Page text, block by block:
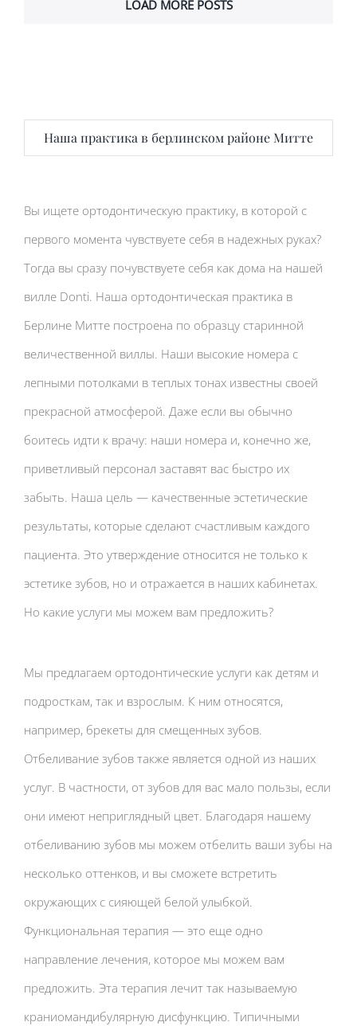
LOAD MORE POSTS
Наша практика в берлинском районе Митте
Вы ищете ортодонтическую практику, в которой с
первого момента чувствуете себя в надежных руках?
Тогда вы сразу почувствуете себя как дома на нашей
вилле Donti. Наша ортодонтическая практика в
Берлине Митте построена по образцу старинной
величественной виллы. Наши высокие номера с
лепными потолками в теплых тонах известны своей
прекрасной атмосферой. Даже если вы обычно
боитесь идти к врачу: наши номера и, конечно же,
приветливый персонал заставят вас быстро их
забыть. Наша цель — качественные эстетические
результаты, которые сделают счастливым каждого
пациента. Это утверждение относится не только к
эстетике зубов, но и отражается в наших кабинетах.
Но какие услуги мы можем вам предложить?
Мы предлагаем ортодонтические услуги как детям и
подросткам, так и взрослым. К ним относятся,
например, брекеты для смещенных зубов.
Отбеливание зубов также является одной из наших
услуг. В частности, от зубов для вас мало пользы, если
они имеют неприглядный цвет. Благодаря нашему
отбеливанию зубов мы можем отбелить ваши зубы на
несколько оттенков, и вы сможете встретить
окружающих с сияющей белой улыбкой.
Функциональная терапия — это еще одно
направление лечения, которое мы можем вам
предложить. Эта терапия лечит так называемую
краниомандибулярную дисфункцию. Типичными